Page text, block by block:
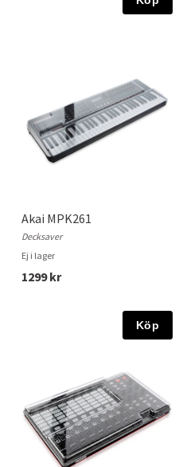
Akai MPK261
Decksaver
Ej i lager
1299 kr
Köp